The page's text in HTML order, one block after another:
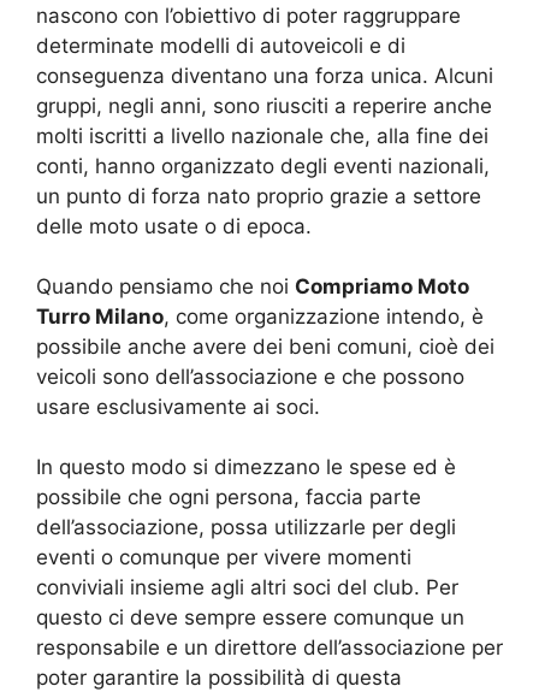
nascono con l’obiettivo di poter raggruppare
determinate modelli di autoveicoli e di
conseguenza diventano una forza unica. Alcuni
gruppi, negli anni, sono riusciti a reperire anche
molti iscritti a livello nazionale che, alla fine dei
conti, hanno organizzato degli eventi nazionali,
un punto di forza nato proprio grazie a settore
delle moto usate o di epoca.
Quando pensiamo che noi Compriamo Moto
Turro Milano, come organizzazione intendo, è
possibile anche avere dei beni comuni, cioè dei
veicoli sono dell’associazione e che possono
usare esclusivamente ai soci.
In questo modo si dimezzano le spese ed è
possibile che ogni persona, faccia parte
dell’associazione, possa utilizzarle per degli
eventi o comunque per vivere momenti
conviviali insieme agli altri soci del club. Per
questo ci deve sempre essere comunque un
responsabile e un direttore dell’associazione per
poter garantire la possibilità di questa